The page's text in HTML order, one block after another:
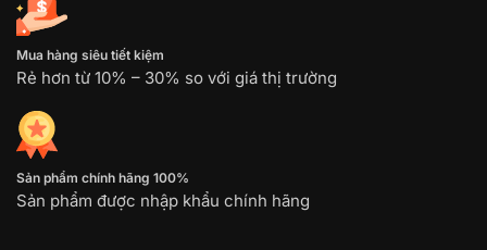
Mua hàng siêu tiết kiệm
Rẻ hơn từ 10% – 30% so với giá thị trường
Sản phẩm chính hãng 100%
Sản phẩm được nhập khẩu chính hãng